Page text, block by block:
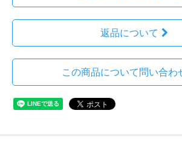
返品について
この商品について問い合わ